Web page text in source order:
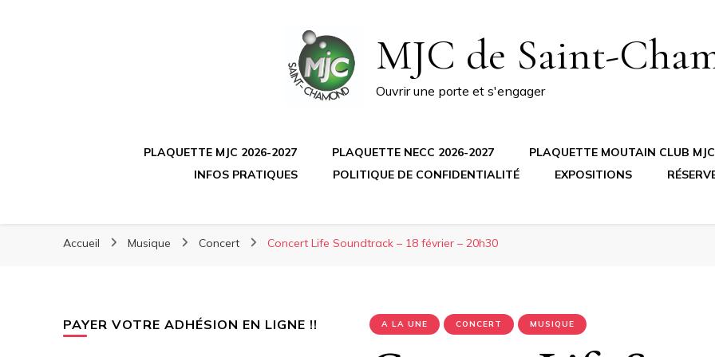
MJC de Saint-
Ouvrir une porte et s'engager
PLAQUETTE MJC 2026-2027 PLAQUETTE NECC 2026-2027
PLAQUETTE MOUTAIN CLUB
INFOS PRATIQUES
POLITIQUE DE CONFIDENTIALITÉ EXPOSITIONS
Accueil Musique Concert Concert Life Soundtrack – 18 février – 20h30
A LA UNE CONCERT MUSIQUE
PAYER VOTRE ADHÉSION EN LIGNE !!